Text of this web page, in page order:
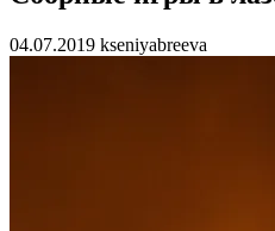
04.07.2019 kseniyabreeva